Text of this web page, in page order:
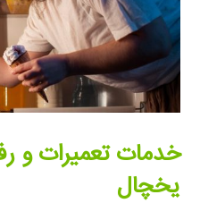
خدمات تعمیرات و
یخچال